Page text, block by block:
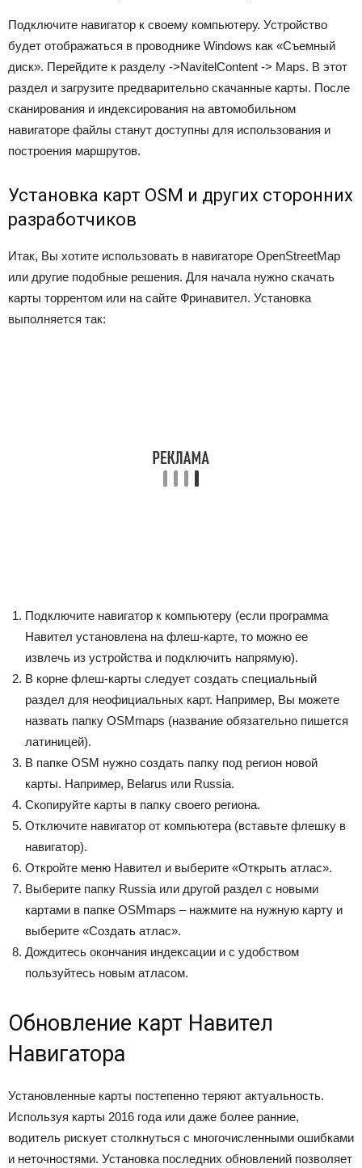
Подключите навигатор к своему компьютеру. Устройство
будет отображаться в проводнике Windows как «Съемный
диск». Перейдите к разделу ->NavitelContent -> Maps. В этот
раздел и загрузите предварительно скачанные карты. После
сканирования и индексирования на автомобильном
навигаторе файлы станут доступны для использования и
построения маршрутов.
Установка карт OSM и других сторонних
разработчиков
Итак, Вы хотите использовать в навигаторе OpenStreetMap
или другие подобные решения. Для начала нужно скачать
карты торрентом или на сайте Фринавител. Установка
выполняется так:
Подключите навигатор к компьютеру (если программа
Навител установлена на флеш-карте, то можно ее
извлечь из устройства и подключить напрямую).
В корне флеш-карты следует создать специальный
раздел для неофициальных карт. Например, Вы можете
назвать папку OSMmaps (название обязательно пишется
латиницей).
В папке OSM нужно создать папку под регион новой
карты. Например, Belarus или Russia.
Скопируйте карты в папку своего региона.
Отключите навигатор от компьютера (вставьте флешку в
навигатор).
Откройте меню Навител и выберите «Открыть атлас».
Выберите папку Russia или другой раздел с новыми
картами в папке OSMmaps – нажмите на нужную карту и
выберите «Создать атлас».
Дождитесь окончания индексации и с удобством
пользуйтесь новым атласом.
Обновление карт Навител
Навигатора
Установленные карты постепенно теряют актуальность.
Используя карты 2016 года или даже более ранние,
водитель рискует столкнуться с многочисленными ошибками
и неточностями. Установка последних обновлений позволяет